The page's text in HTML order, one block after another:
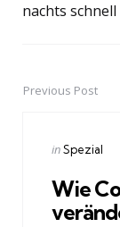
nachts
PostPrevious Post
Posted
inSpezial
Wie